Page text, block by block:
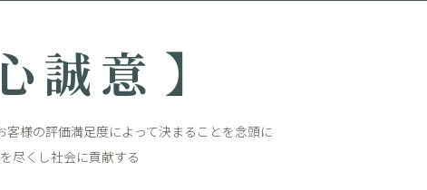
誠意
様の評価満足度によって決まることを念頭に
尽くし社会に貢献する